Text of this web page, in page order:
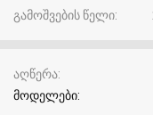
გამოშვების წელი
აღწერა
მოდელები: